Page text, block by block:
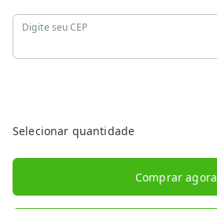
Digite seu CEP
Selecionar quantidade
Comprar agora